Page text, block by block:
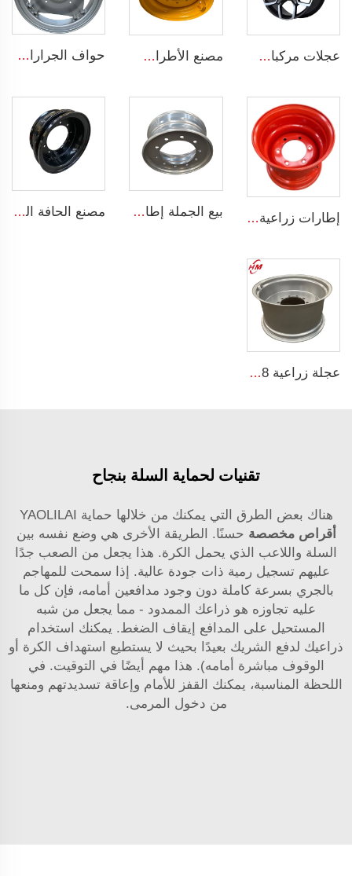
عجلات مركبات ركاب من الألمنيوم قطر 20 إنشًا 5 فتحات عجلة سبيكة لسيارات 255/45R22 مصنع الأطراف أطراف فولاذية قابلة للانزلاق لعجلات الحمالات الحجم 8.25 x 16.5 أطراف فولاذية مخصصة بـ 8 فتحات إطارات الحجم 10-16.5 حواف الجرارات الزراعية W12*38 ملائمة للإطارات الزراعية 13.6-38 مباعة لتخصيص الحواف
إطارات زراعية 13*15.5 إطارات فولاذية 13x15.5 للإطارات الزراعية 400/60-15.5 بيع الجملة إطارات شاحنات فولاذية بقياس 7.5x19.5 إنش إطارات شاحنات 19.5 إطارات شاحنات 245/70R19.5 مصنع الحافة الصيني حافات وعجلات مخصصة 8.5-20 حافات فولاذية للشاحنات إطارات شاحنة 1200-20
عجلة زراعية w15*28 ربط أجزاء آلات زراعية w15*28 حلقات فولاذية للإطارات الزراعية 16.9-28
تقنيات لحماية السلة بنجاح
هناك بعض الطرق التي يمكنك من خلالها حماية YAOLILAI
أقراص مخصصة حسنًا. الطريقة الأخرى هي وضع نفسه بين
السلة واللاعب الذي يحمل الكرة. هذا يجعل من الصعب جدًا
عليهم تسجيل رمية ذات جودة عالية. إذا سمحت للمهاجم
بالجري بسرعة كاملة دون وجود مدافعين أمامه، فإن كل ما
عليه تجاوزه هو ذراعك الممدود - مما يجعل من شبه
المستحيل على المدافع إيقاف الضغط. يمكنك استخدام
ذراعيك لدفع الشريك بعيدًا بحيث لا يستطيع استهداف الكرة أو
الوقوف مباشرة أمامه). هذا مهم أيضًا في التوقيت. في
اللحظة المناسبة، يمكنك القفز للأمام وإعاقة تسديدتهم ومنعها
من دخول المرمى.